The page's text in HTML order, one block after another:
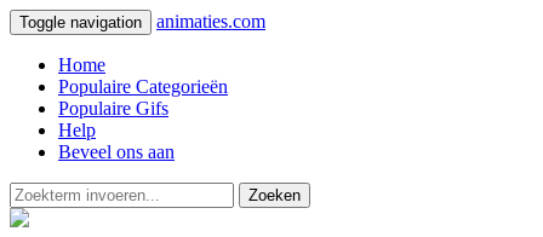
Toggle navigation animaties.com
Home
Populaire Categorieën
Populaire Gifs
Help
Beveel ons aan
Zoeken